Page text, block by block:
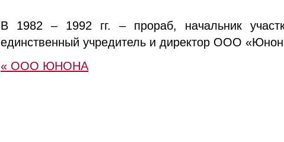
В 1982 – 1992 гг. – прораб, начальник
единственный учредитель и директор ООО
« ООО ЮНОНА